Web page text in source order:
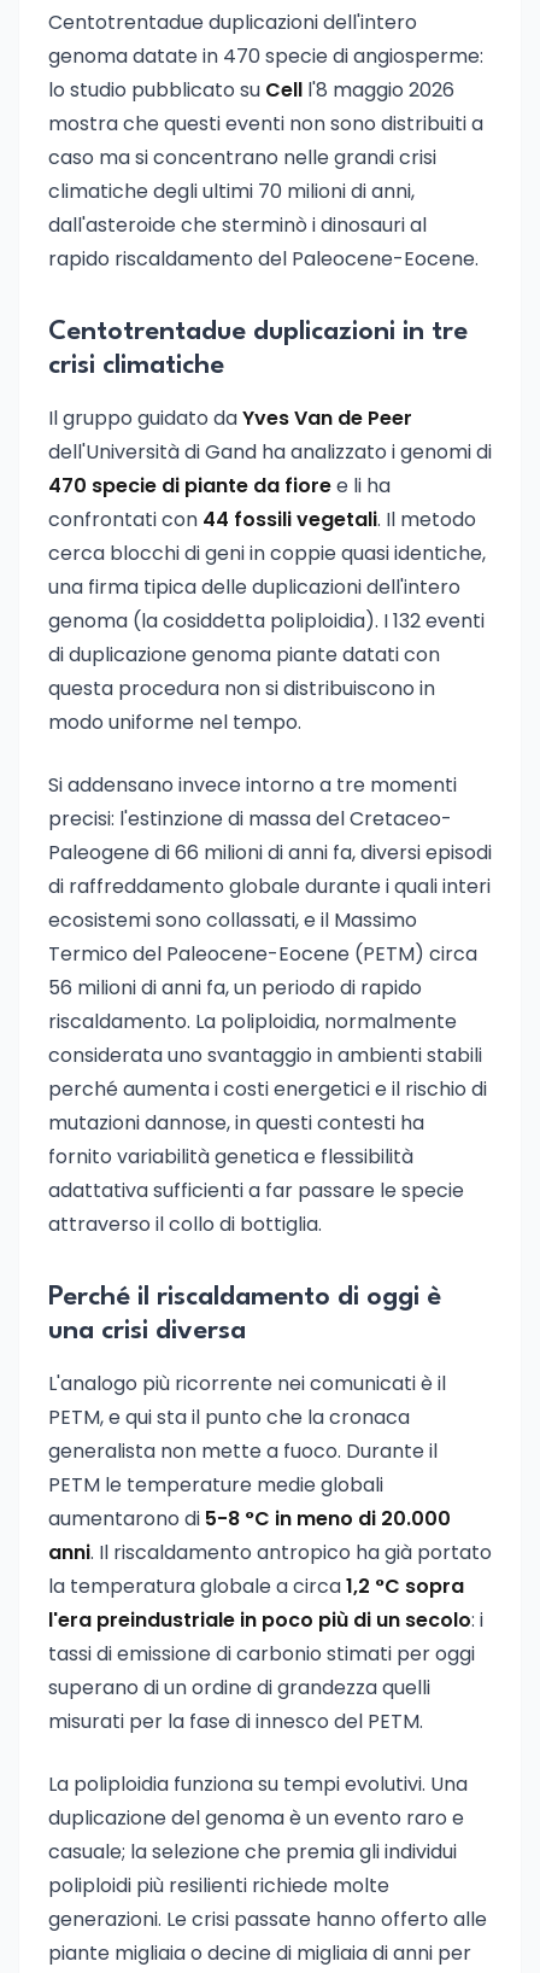
Centotrentadue duplicazioni dell'intero
genoma datate in 470 specie di angiosperme:
lo studio pubblicato su Cell l'8 maggio 2026
mostra che questi eventi non sono distribuiti a
caso ma si concentrano nelle grandi crisi
climatiche degli ultimi 70 milioni di anni,
dall'asteroide che sterminò i dinosauri al
rapido riscaldamento del Paleocene-Eocene.
Centotrentadue duplicazioni in tre
crisi climatiche
Il gruppo guidato daYves Van de Peer
dell'Università di Gand ha analizzato i genomi di
470 specie di piante da fioree li ha
confrontati con 44 fossili vegetali. Il metodo
cerca blocchi di geni in coppie quasi identiche,
una firma tipica delle duplicazioni dell'intero
genoma (la cosiddetta poliploidia). I 132 eventi
di duplicazione genoma piante datati con
questa procedura non si distribuiscono in
modo uniforme nel tempo.
Si addensano invece intorno a tre momenti
precisi: l'estinzione di massa del Cretaceo-
Paleogene di 66 milioni di anni fa, diversi episodi
di raffreddamento globale durante i quali interi
ecosistemi sono collassati, e il Massimo
Termico del Paleocene-Eocene (PETM) circa
56 milioni di anni fa, un periodo di rapido
riscaldamento. La poliploidia, normalmente
considerata uno svantaggio in ambienti stabili
perché aumenta i costi energetici e il rischio di
mutazioni dannose, in questi contesti ha
fornito variabilità genetica e flessibilità
adattativa sufficienti a far passare le specie
attraverso il collo di bottiglia.
Perché il riscaldamento di oggi è
una crisi diversa
L'analogo più ricorrente nei comunicati è il
PETM, e qui sta il punto che la cronaca
generalista non mette a fuoco. Durante il
PETM le temperature medie globali
aumentarono di 5-8 °C in meno di 20.000
anni. Il riscaldamento antropico ha già portato
la temperatura globale a circa1,2 °C sopra
l'era preindustriale in poco più di un secolo: i
tassi di emissione di carbonio stimati per oggi
superano di un ordine di grandezza quelli
misurati per la fase di innesco del PETM.
La poliploidia funziona su tempi evolutivi. Una
duplicazione del genoma è un evento raro e
casuale; la selezione che premia gli individui
poliploidi più resilienti richiede molte
generazioni. Le crisi passate hanno offerto alle
piante migliaia o decine di migliaia di anni per